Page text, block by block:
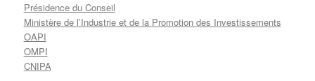
Présidence du Conseil
Ministère de l’Industrie et de la Promotion des Investissements
OAPI
OMPI
CNIPA